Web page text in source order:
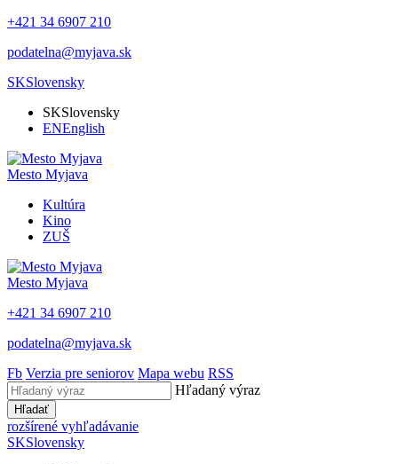
+421 34 6907 210
podatelna@myjava.sk
SKSlovensky
SKSlovensky
ENEnglish
Mesto Myjava
Kultúra
Kino
ZUŠ
Mesto Myjava
+421 34 6907 210
podatelna@myjava.sk
Fb Verzia pre seniorov Mapa webu RSS
Hľadaný výraz
Hľadať
rozšírené vyhľadávanie
SKSlovensky